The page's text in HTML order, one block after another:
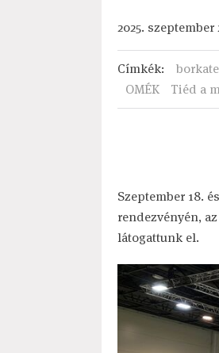
2025. szeptember
Címkék:
OMÉK
Tiéd a
Szeptember 18.
rendezvényén,
látogattunk el.